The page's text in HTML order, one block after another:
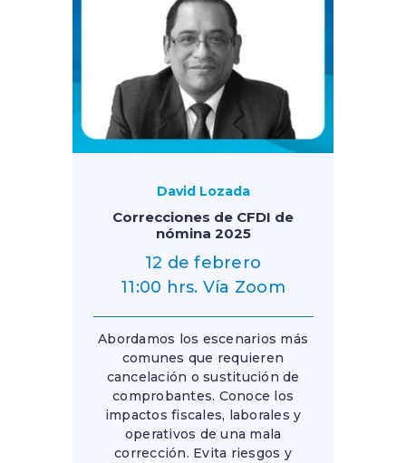
David Lozada
Correcciones de CFDI de
nómina 2025
12 de febrero
11:00 hrs. Vía Zoom
Abordamos los escenarios más
comunes que requieren
cancelación o sustitución de
comprobantes. Conoce los
impactos fiscales, laborales y
operativos de una mala
corrección. Evita riesgos y